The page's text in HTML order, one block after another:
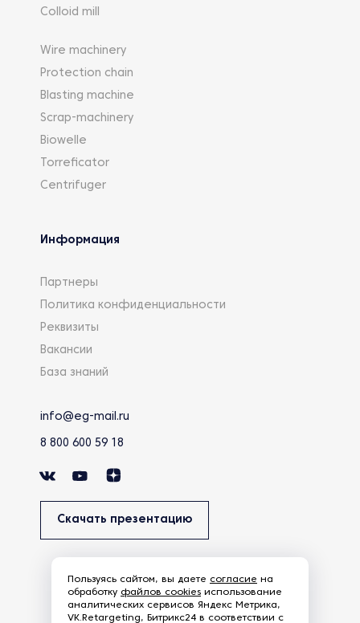
Colloid mill
Wire machinery
Protection chain
Blasting machine
Scrap-machinery
Biowelle
Torreficator
Centrifuger
Информация
Партнеры
Политика конфиденциальности
Реквизиты
Вакансии
База знаний
info@eg-mail.ru
8 800 600 59 18
Скачать презентацию
Пользуясь сайтом, вы даете согласие на
обработку файлов cookies использование
аналитических сервисов Яндекс Метрика,
VK.Retargeting, Битрикс24 в соответствии с